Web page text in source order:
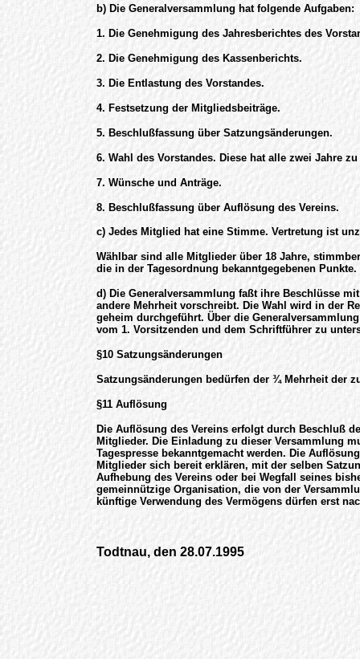
b) Die Generalversammlung hat folgende Aufgaben:
1. Die Genehmigung des Jahresberichtes des
2. Die Genehmigung des Kassenberichts.
3. Die Entlastung des Vorstandes.
4. Festsetzung der Mitgliedsbeiträge.
5. Beschlußfassung über Satzungsänderungen.
6. Wahl des Vorstandes. Diese hat alle zwei Jahre
7. Wünsche und Anträge.
8. Beschlußfassung über Auflösung des Vereins.
c) Jedes Mitglied hat eine Stimme. Vertretung ist
Wählbar sind alle Mitglieder über 18 Jahre,
die in der Tagesordnung bekanntgegebenen Punkte.
d) Die Generalversammlung faßt ihre Beschlüsse
andere Mehrheit vorschreibt. Die Wahl wird in der
geheim durchgeführt. Über die
vom 1. Vorsitzenden und dem Schriftführer zu
§10 Satzungsänderungen
Satzungsänderungen bedürfen der ¾ Mehrheit der
§11 Auflösung
Die Auflösung des Vereins erfolgt durch Beschluß
Mitglieder. Die Einladung zu dieser Versammlung
Tagespresse bekanntgemacht werden. Die
Mitglieder sich bereit erklären, mit der selben
Aufhebung des Vereins oder bei Wegfall seines
gemeinnützige Organisation, die von der
künftige Verwendung des Vermögens dürfen erst
Todtnau, den 28.07.1995